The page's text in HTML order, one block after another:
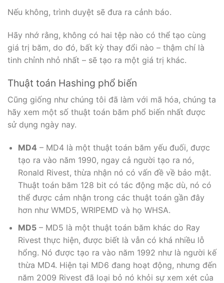
Nếu không, trình duyệt sẽ đưa ra cảnh báo.
Hãy nhớ rằng, không có hai tệp nào có thể tạo cùng
giá trị băm, do đó, bất kỳ thay đổi nào – thậm chí là
tinh chỉnh nhỏ nhất – sẽ tạo ra một giá trị khác.
Thuật toán Hashing phổ biến
Cũng giống như chúng tôi đã làm với mã hóa, chúng ta
hãy xem một số thuật toán băm phổ biến nhất được
sử dụng ngày nay.
MD4 – MD4 là một thuật toán băm yếu đuối, được
tạo ra vào năm 1990, ngay cả người tạo ra nó,
Ronald Rivest, thừa nhận nó có vấn đề về bảo mật.
Thuật toán băm 128 bit có tác động mặc dù, nó có
thể được cảm nhận trong các thuật toán gần đây
hơn như WMD5, WRIPEMD và họ WHSA.
MD5– MD5 là một thuật toán băm khác do Ray
Rivest thực hiện, được biết là vẫn có khá nhiều lỗ
hổng. Nó được tạo ra vào năm 1992 như là người kế
thừa MD4. Hiện tại MD6 đang hoạt động, nhưng đến
năm 2009 Rivest đã loại bỏ nó khỏi sự xem xét của